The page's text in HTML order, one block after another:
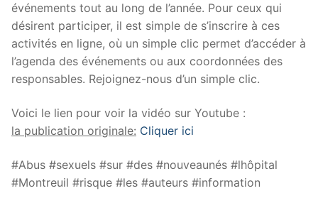
événements tout au long de l’année. Pour ceux qui
désirent participer, il est simple de s’inscrire à ces
activités en ligne, où un simple clic permet d’accéder à
l’agenda des événements ou aux coordonnées des
responsables. Rejoignez-nous d’un simple clic.
Voici le lien pour voir la vidéo sur Youtube :
la publication originale: Cliquer ici
#Abus #sexuels #sur #des #nouveaunés #lhôpital
#Montreuil #risque #les #auteurs #information